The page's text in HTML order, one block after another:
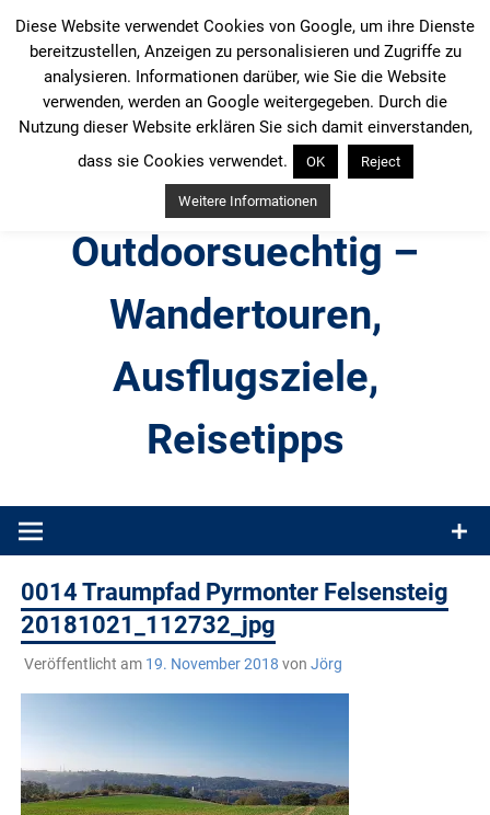
Inhalt
springen
Outdoorsuechtig –
Wandertouren,
Ausflugsziele,
Reisetipps
Produkttests und Buchrezensionen. Ein Blog für alle, die gern
0014 Traumpfad Pyrmonter Felsensteig
20181021_112732_jpg
Veröffentlicht am 19. November 2018 von Jörg
Diese Website verwendet Cookies von Google, um ihre Dienste
bereitzustellen, Anzeigen zu personalisieren und Zugriffe zu
analysieren. Informationen darüber, wie Sie die Website
verwenden, werden an Google weitergegeben. Durch die
Nutzung dieser Website erklären Sie sich damit einverstanden,
dass sie Cookies verwendet.
OK Reject
Weitere Informationen